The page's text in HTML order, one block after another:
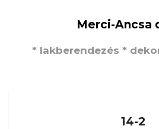
Merci-Ancsa
* lakberendezés *
14-2